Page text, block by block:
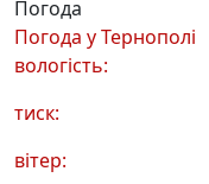
Погода
Погода уТернополі
вологість:
тиск:
вітер: